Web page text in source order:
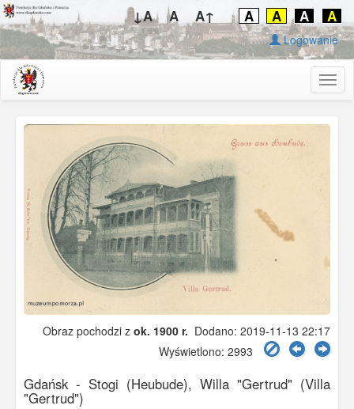
↓A A A↑ A A A A
Logowanie
Obraz pochodzi z ok. 1900 r. Dodano: 2019-11-13 22:17
Wyświetlono: 2993
Gdańsk - Stogi (Heubude), Willa "Gertrud" (Villa
"Gertrud")